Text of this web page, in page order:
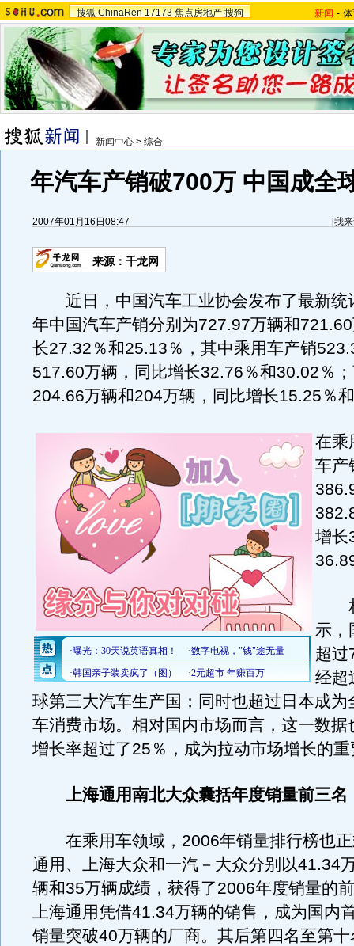
搜狐 ChinaRen 17173 焦点房地产 搜狗 新闻 -
新闻中心 > 综合
年汽车产销破700万 中国成全
2007年01月16日08:47 [我
来源：千龙网
近日，中国汽车工业协会发布了最新统
年中国汽车产销分别为727.97万辆和
长27.32％和25.13％，其中乘用车产销
517.60万辆，同比增长32.76％和30.02％
204.66万辆和204万辆，同比增长15.25％
在乘
车产
增长
相
示，
超过
经超
球第三大汽车生产国；同时也超过日本成为
车消费市场。相对国内市场而言，这一数据
增长率超过了25％，成为拉动市场增长的
上海通用南北大众囊括年度销量前三名
在乘用车领域，2006年销量排行榜也正
通用、上海大众和一汽－大众分别以41.34
辆和35万辆成绩，获得了2006年度销量的
上海通用凭借41.34万辆的销售，成为国内
销量突破40万辆的厂商。其后第四名至第